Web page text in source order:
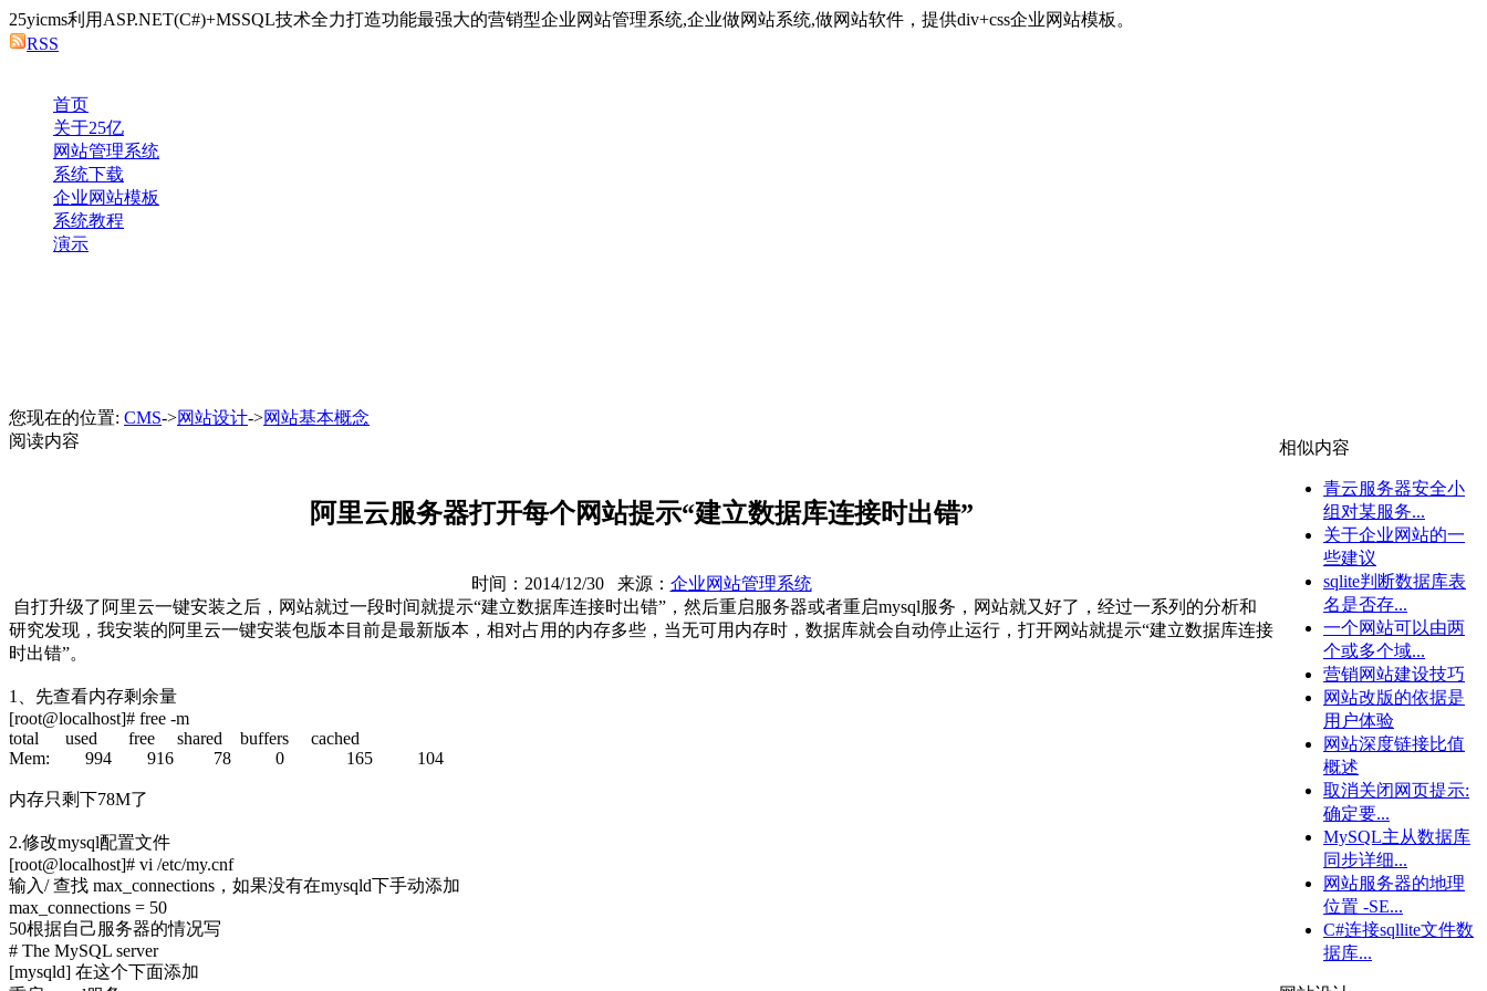
25yicms利用ASP.NET(C#)+MSSQL技术全力打造功能最强大的营销型企业网站管理系统,企业做网站系统,做网站软件，提供div+css企业网站模板。
RSS
首页
关于25亿
网站管理系统
系统下载
企业网站模板
系统教程
演示
您现在的位置: CMS->网站设计->网站基本概念
阅读内容
阿里云服务器打开每个网站提示“建立数据库连接时出错”
时间：2014/12/30 来源： 企业网站管理系统
自打升级了阿里云一键安装之后，网站就过一段时间就提示“建立数据库连接时出错”，然后重启服务器或者重启mysql服务，网站就又好了，经过一系列的分析和
研究发现，我安装的阿里云一键安装包版本目前是最新版本，相对占用的内存多些，当无可用内存时，数据库就会自动停止运行，打开网站就提示“建立数据库连接
时出错”。
1、先查看内存剩余量
[root@localhost]# free -m
total used free shared buffers cached
Mem: 994 916 78 0 165 104
内存只剩下78M了
2.修改mysql配置文件
[root@localhost]# vi /etc/my.cnf
输入/ 查找 max_connections，如果没有在mysqld下手动添加
max_connections = 50
50根据自己服务器的情况写
# The MySQL server
[mysqld] 在这个下面添加
相似内容
青云服务器安全小
组对某服务...
关于企业网站的一
些建议
sqlite判断数据库表
名是否存...
一个网站可以由两
个或多个域...
营销网站建设技巧
网站改版的依据是
用户体验
网站深度链接比值
概述
取消关闭网页提示:
确定要...
MySQL主从数据库
同步详细...
网站服务器的地理
位置 -SE...
C#连接sqllite文件数
据库...